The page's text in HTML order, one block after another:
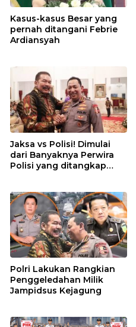
Kasus-kasus Besar yang
pernah ditangani Febrie
Ardiansyah
Jaksa vs Polisi! Dimulai
dari Banyaknya Perwira
Polisi yang ditangkap
Polri Lakukan Rangkian
Penggeledahan Milik
Jampidsus Kejagung